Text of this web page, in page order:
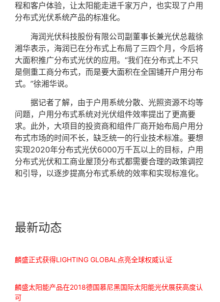
程和客户体验，让太阳能走进千家万户，也实现了户用
分布式光伏系统产品的标准化。
海润光伏科技股份有限公司副董事长兼光伏总裁徐
湘华表示，海润已在分布式上布局了三四个月，今后将
大面积推广分布式光伏的应用。“我们在分布式上不只
是侧重工商分布式，而是要大面积在全国铺开户用分布
式。”徐湘华说。
据记者了解，由于户用系统分散、光照资源不均等
问题，户用分布式系统对光伏组件效率提出了更高要
求。此外，大项目的投资商和组件厂商开始布局户用分
布式市场的时间不长，缺乏统一的行业技术标准。要想
实现2020年分布式光伏6000万千瓦以上的目标，户用
分布式光伏和工商业屋顶分布式都需要合理的政策调控
和引导，以逐步提高分布式系统的效率和实现标准化。
最新动态
麟盛正式获得LIGHTING GLOBAL点亮全球权威认证
麟盛太阳能产品在2018德国慕尼黑国际太阳能光伏展获高度认
可